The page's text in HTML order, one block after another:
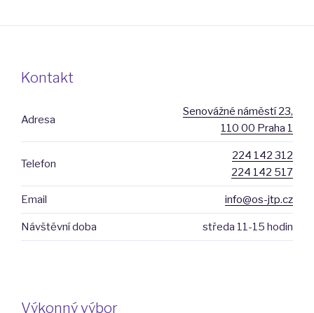
Kontakt
Adresa
Senovážné náměstí 23,
110 00 Praha 1
Telefon
224 142 312
224 142 517
Email info@os-jtp.cz
Návštěvní doba středa 11-15 hodin
Výkonný výbor